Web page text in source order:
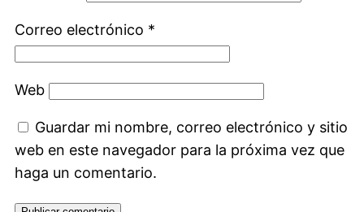
Correo electrónico *
Web
Guardar mi nombre, correo electrónico y sitio
web en este navegador para la próxima vez que
haga un comentario.